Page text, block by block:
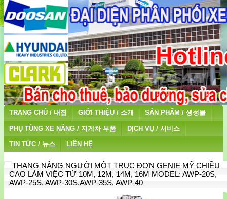
TRANG CHỦ / 내집 GIỚI THIỆU / 소개 SẢN PHẨM / 생성물
PHỤ TÙNG XE NÂNG / 지게차 부품 DỊCH VỤ / 서비스
TIN TỨC / 뉴스 LIÊN HỆ
THANG NÂNG NGƯỜI MỘT TRỤC ĐƠN GENIE MỸ CHIỀU
CAO LÀM VIỆC TỪ 10M, 12M, 14M, 16M MODEL: AWP-20S,
AWP-25S, AWP-30S,AWP-35S, AWP-40